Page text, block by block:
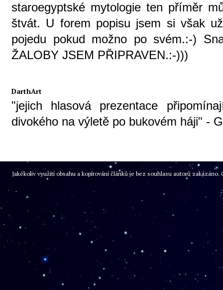
staroegyptské mytologie ten příměr
štvát. U forem popisu jsem si však
pojedu pokud možno po svém.:-)
ŽALOBY JSEM PŘIPRAVEN.:-)))
DarthArt
"jejich hlasová prezentace
divokého na výletě po bukovém háji" -
Jakékoliv využití obsahu a kopírování článků je bez souhlasu autorů